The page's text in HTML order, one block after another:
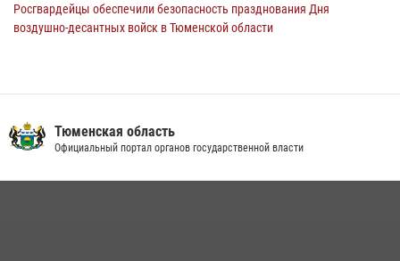
Росгвардейцы обеспечили безопасность празднования Дня
воздушно-десантных войск в Тюменской области
10 июля 2026, 11:46 7
Тюменская область
Официальный портал органов государственной власти